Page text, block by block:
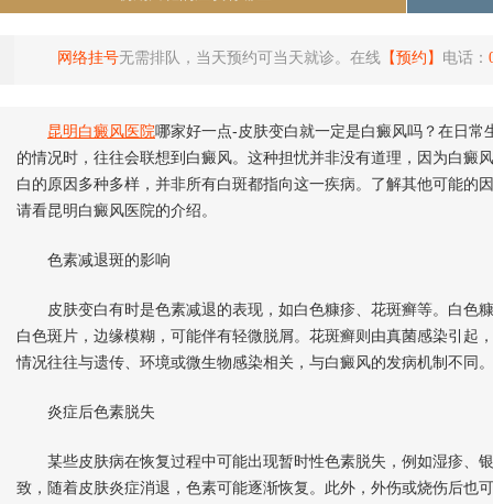
网络挂号无需排队，当天预约可当天就诊。在线 【预约】 电话：
昆明白癜风医院哪家好一点-皮肤变白就一定是白癜风吗？在日
的情况时，往往会联想到白癜风。这种担忧并非没有道理，因为白癜
白的原因多种多样，并非所有白斑都指向这一疾病。了解其他可能的
请看昆明白癜风医院的介绍。
色素减退斑的影响
皮肤变白有时是色素减退的表现，如白色糠疹、花斑癣等。白色
白色斑片，边缘模糊，可能伴有轻微脱屑。花斑癣则由真菌感染引起
情况往往与遗传、环境或微生物感染相关，与白癜风的发病机制不同。
炎症后色素脱失
某些皮肤病在恢复过程中可能出现暂时性色素脱失，例如湿疹、
致，随着皮肤炎症消退，色素可能逐渐恢复。此外，外伤或烧伤后也